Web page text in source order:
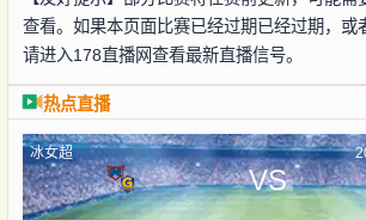
查看。如果本页面比赛已经过期已经过期，或
请进入178直播网查看最新直播信号。
热点直播
冰女超
VS